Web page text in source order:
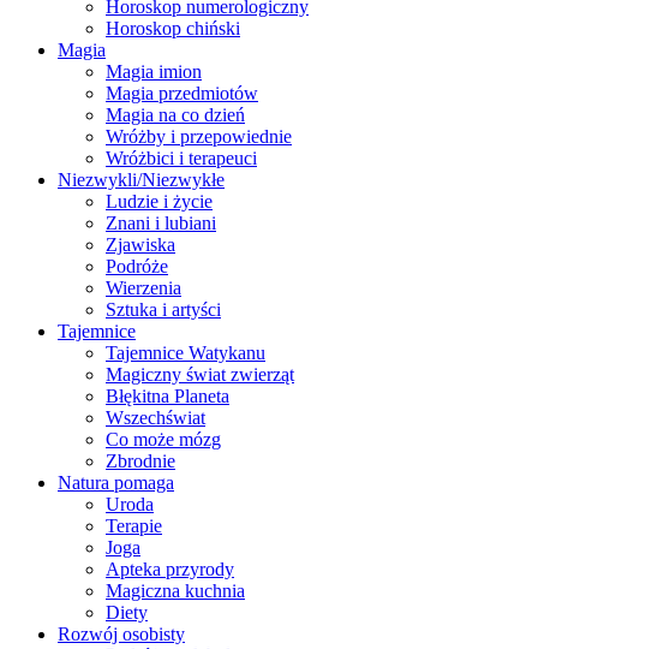
Horoskop numerologiczny
Horoskop chiński
Magia
Magia imion
Magia przedmiotów
Magia na co dzień
Wróżby i przepowiednie
Wróżbici i terapeuci
Niezwykli/Niezwykłe
Ludzie i życie
Znani i lubiani
Zjawiska
Podróże
Wierzenia
Sztuka i artyści
Tajemnice
Tajemnice Watykanu
Magiczny świat zwierząt
Błękitna Planeta
Wszechświat
Co może mózg
Zbrodnie
Natura pomaga
Uroda
Terapie
Joga
Apteka przyrody
Magiczna kuchnia
Diety
Rozwój osobisty